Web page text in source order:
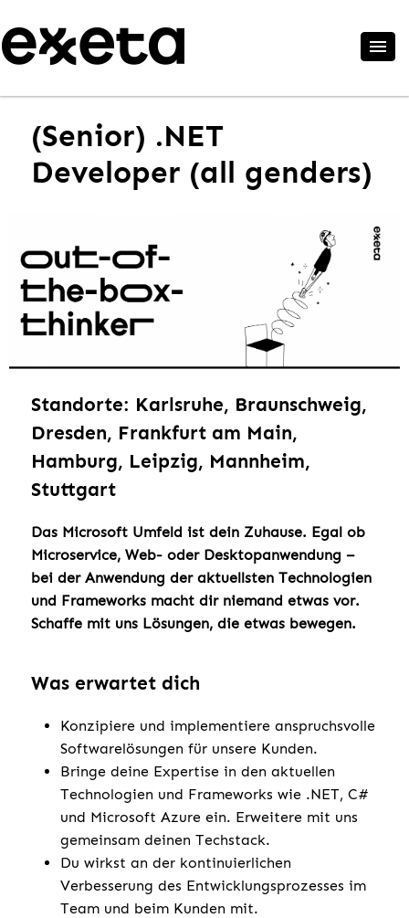
(Senior) .NET
Developer (all genders)
Standorte: Karlsruhe, Braunschweig,
Dresden, Frankfurt am Main,
Hamburg, Leipzig, Mannheim,
Stuttgart
Das Microsoft Umfeld ist dein Zuhause. Egal ob
Microservice, Web- oder Desktopanwendung –
bei der Anwendung der aktuellsten Technologien
und Frameworks macht dir niemand etwas vor.
Schaffe mit uns Lösungen, die etwas bewegen.
Was erwartet dich
Konzipiere und implementiere anspruchsvolle
Softwarelösungen für unsere Kunden.
Bringe deine Expertise in den aktuellen
Technologien und Frameworks wie .NET, C#
und Microsoft Azure ein. Erweitere mit uns
gemeinsam deinen Techstack.
Du wirkst an der kontinuierlichen
Verbesserung des Entwicklungsprozesses im
Team und beim Kunden mit.